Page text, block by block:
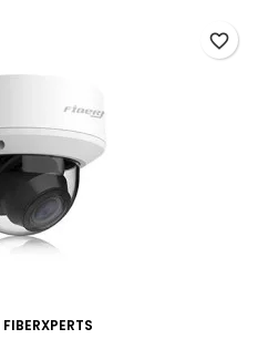
FIBERXPERTS
favorite_border